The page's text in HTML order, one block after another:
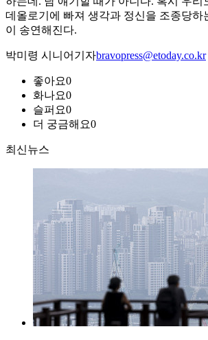
데올로기에 빠져 생각과 정신을 조종당하
이 송연해진다.
박미령 시니어기자bravopress@etoday.co.kr
좋아요0
화나요0
슬퍼요0
더 궁금해요0
최신뉴스